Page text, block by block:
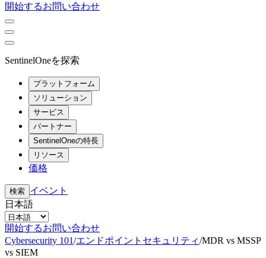
開始するお問い合わせ
SentinelOneを探索
プラットフォーム
ソリューション
サービス
パートナー
SentinelOneの特長
リソース
価格
検索 イベント
日本語
開始するお問い合わせ
Cybersecurity 101/エンドポイントセキュリティ/MDR vs MSSP
vs SIEM